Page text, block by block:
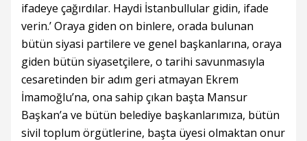
ifadeye çağırdılar. Haydi İstanbullular gidin, ifade
verin.’ Oraya giden on binlere, orada bulunan
bütün siyasi partilere ve genel başkanlarına, oraya
giden bütün siyasetçilere, o tarihi savunmasıyla
cesaretinden bir adım geri atmayan Ekrem
İmamoğlu’na, ona sahip çıkan başta Mansur
Başkan’a ve bütün belediye başkanlarımıza, bütün
sivil toplum örgütlerine, başta üyesi olmaktan onur